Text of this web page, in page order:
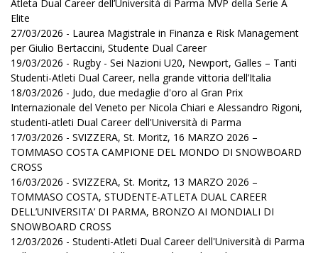
Atleta Dual Career dell’Università di Parma MVP della Serie A
Elite
27/03/2026 - Laurea Magistrale in Finanza e Risk Management
per Giulio Bertaccini, Studente Dual Career
19/03/2026 - Rugby - Sei Nazioni U20, Newport, Galles – Tanti
Studenti-Atleti Dual Career, nella grande vittoria dell’Italia
18/03/2026 - Judo, due medaglie d'oro al Gran Prix
Internazionale del Veneto per Nicola Chiari e Alessandro Rigoni,
studenti-atleti Dual Career dell'Università di Parma
17/03/2026 - SVIZZERA, St. Moritz, 16 MARZO 2026 –
TOMMASO COSTA CAMPIONE DEL MONDO DI SNOWBOARD
CROSS
16/03/2026 - SVIZZERA, St. Moritz, 13 MARZO 2026 –
TOMMASO COSTA, STUDENTE-ATLETA DUAL CAREER
DELL’UNIVERSITA’ DI PARMA, BRONZO AI MONDIALI DI
SNOWBOARD CROSS
12/03/2026 - Studenti-Atleti Dual Career dell'Università di Parma